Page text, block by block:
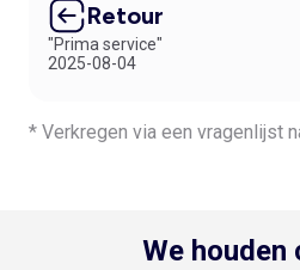
Retour
"Prima service"
2025-08-04
* Verkregen via een vragenlijst
We houden